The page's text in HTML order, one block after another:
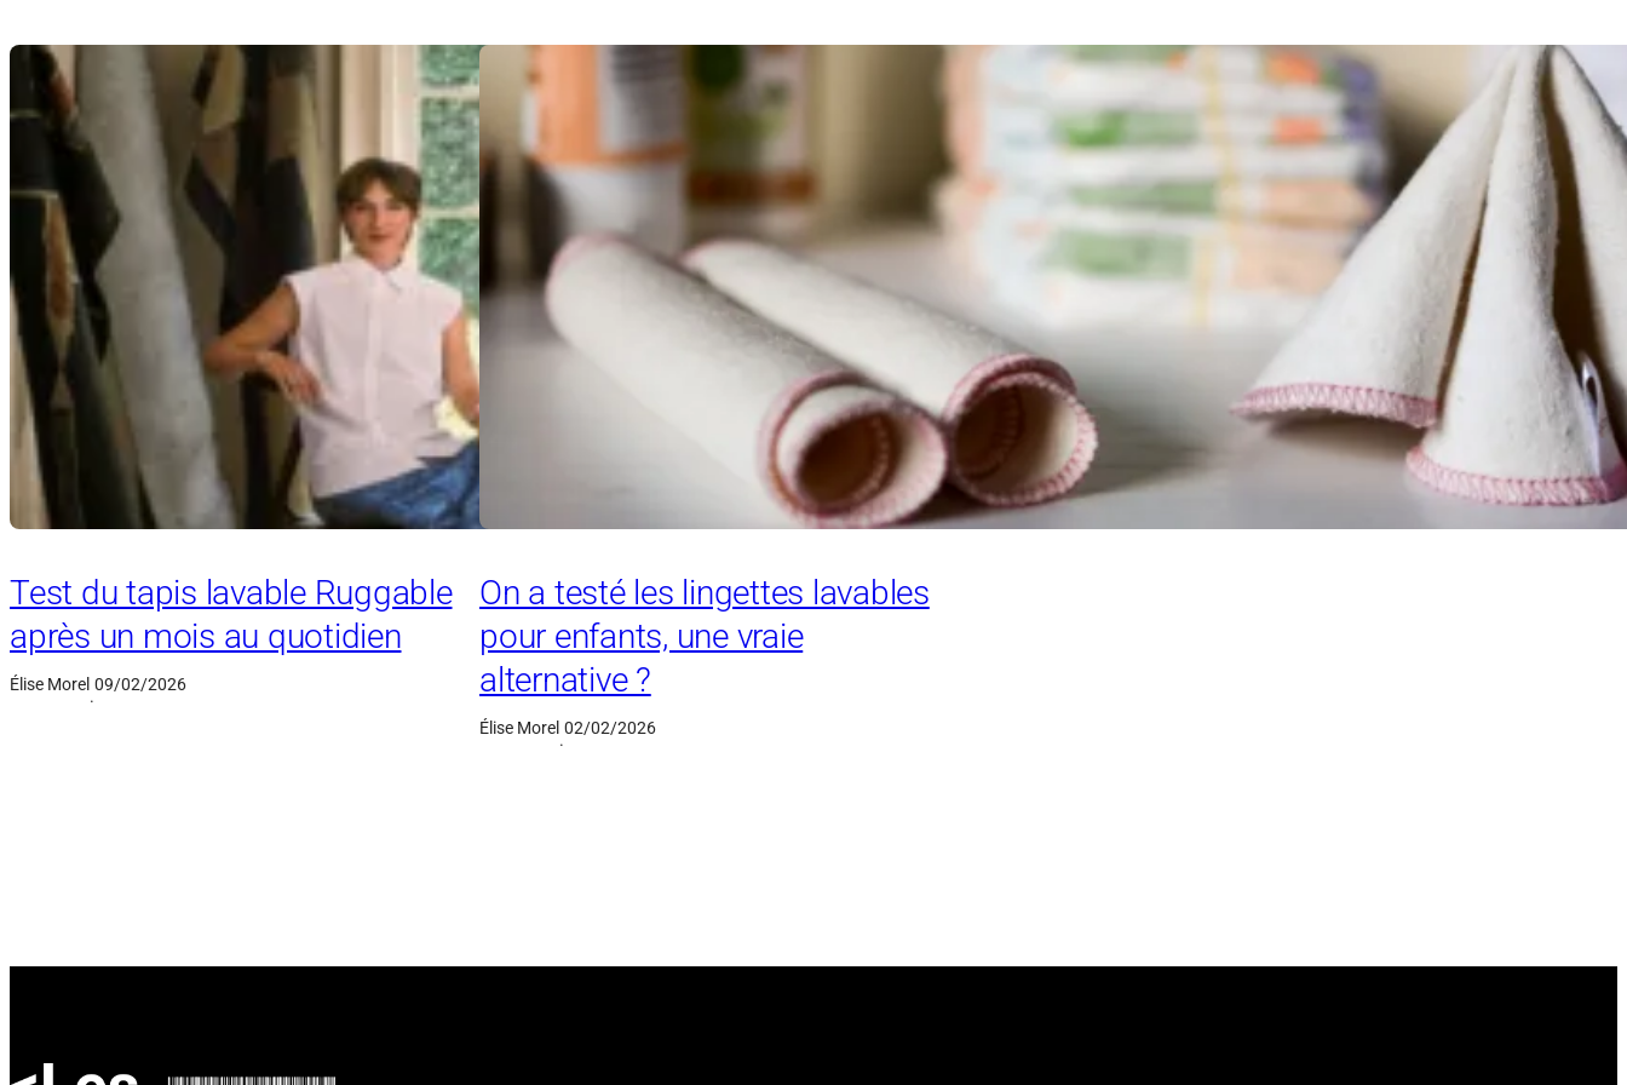
Test du tapis lavable Ruggable
après un mois au quotidien
Élise Morel
·
09/02/2026
On a testé les lingettes lavables
pour enfants, une vraie
alternative ?
Élise Morel
·
02/02/2026